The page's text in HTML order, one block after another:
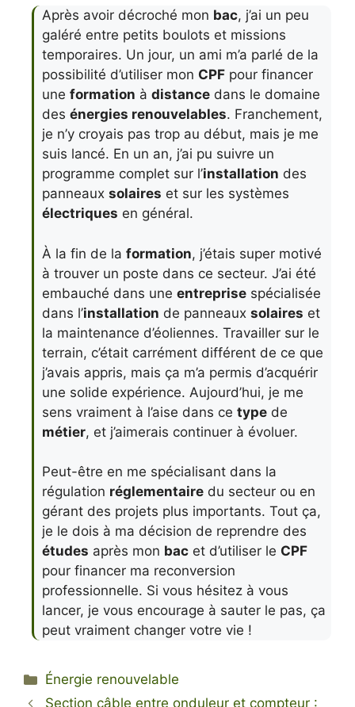
Après avoir décroché mon bac, j’ai un peu
galéré entre petits boulots et missions
temporaires. Un jour, un ami m’a parlé de la
possibilité d’utiliser mon CPF pour financer
une formation à distance dans le domaine
des énergies renouvelables. Franchement,
je n’y croyais pas trop au début, mais je me
suis lancé. En un an, j’ai pu suivre un
programme complet sur l’installation des
panneaux solaires et sur les systèmes
électriques en général.
À la fin de la formation, j’étais super motivé
à trouver un poste dans ce secteur. J’ai été
embauché dans une entreprise spécialisée
dans l’installation de panneaux solaires et
la maintenance d’éoliennes. Travailler sur le
terrain, c’était carrément différent de ce que
j’avais appris, mais ça m’a permis d’acquérir
une solide expérience. Aujourd’hui, je me
sens vraiment à l’aise dans ce type de
métier, et j’aimerais continuer à évoluer.
Peut-être en me spécialisant dans la
régulation réglementaire du secteur ou en
gérant des projets plus importants. Tout ça,
je le dois à ma décision de reprendre des
études après mon bac et d’utiliser le CPF
pour financer ma reconversion
professionnelle. Si vous hésitez à vous
lancer, je vous encourage à sauter le pas, ça
peut vraiment changer votre vie !
Catégories
Énergie renouvelable
Section câble entre onduleur et compteur :